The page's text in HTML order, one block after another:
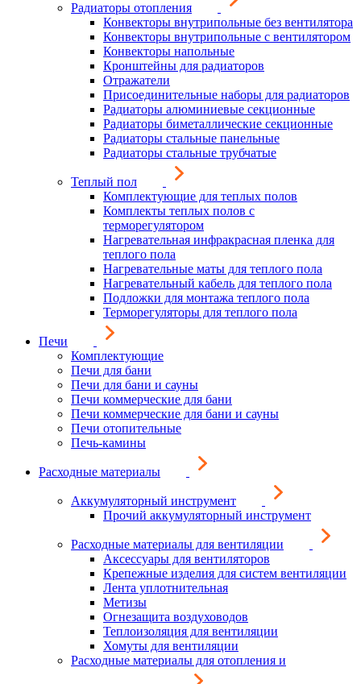
Радиаторы отопления
Конвекторы внутрипольные без вентилятора
Конвекторы внутрипольные с вентилятором
Конвекторы напольные
Кронштейны для радиаторов
Отражатели
Присоединительные наборы для радиаторов
Радиаторы алюминиевые секционные
Радиаторы биметаллические секционные
Радиаторы стальные панельные
Радиаторы стальные трубчатые
Теплый пол
Комплектующие для теплых полов
Комплекты теплых полов с
терморегулятором
Нагревательная инфракрасная пленка для
теплого пола
Нагревательные маты для теплого пола
Нагревательный кабель для теплого пола
Подложки для монтажа теплого пола
Терморегуляторы для теплого пола
Печи
Комплектующие
Печи для бани
Печи для бани и сауны
Печи коммерческие для бани
Печи коммерческие для бани и сауны
Печи отопительные
Печь-камины
Расходные материалы
Аккумуляторный инструмент
Прочий аккумуляторный инструмент
Расходные материалы для вентиляции
Аксессуары для вентиляторов
Крепежные изделия для систем вентиляции
Лента уплотнительная
Метизы
Огнезащита воздуховодов
Теплоизоляция для вентиляции
Хомуты для вентиляции
Расходные материалы для отопления и